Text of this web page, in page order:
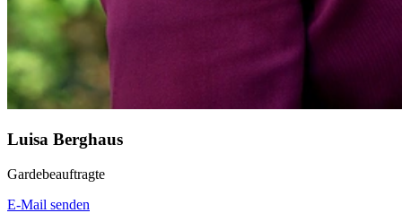
Luisa Berghaus
Gardebeauftragte
E-Mail senden